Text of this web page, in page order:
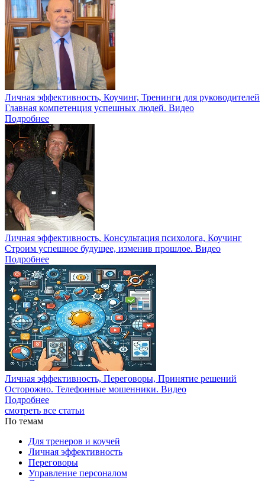
Личная эффективность, Коучинг, Тренинги для руководителей
Главная компетенция успешных людей. Видео
Подробнее
Личная эффективность, Консультация психолога, Коучинг
Строим успешное будущее, изменив прошлое. Видео
Подробнее
Личная эффективность, Переговоры, Принятие решений
Осторожно. Телефонные мошенники. Видео
Подробнее
смотреть все статьи
По темам
Для тренеров и коучей
Личная эффективность
Переговоры
Управление персоналом